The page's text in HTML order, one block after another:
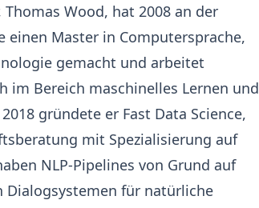
Thomas Wood, hat 2008 an der
einen Master in Computersprache,
gemacht und arbeitet
im Bereich maschinelles Lernen und
gründete er Fast Data Science,
mit Spezialisierung auf
NLP-Pipelines von Grund auf
Dialogsystemen für natürliche